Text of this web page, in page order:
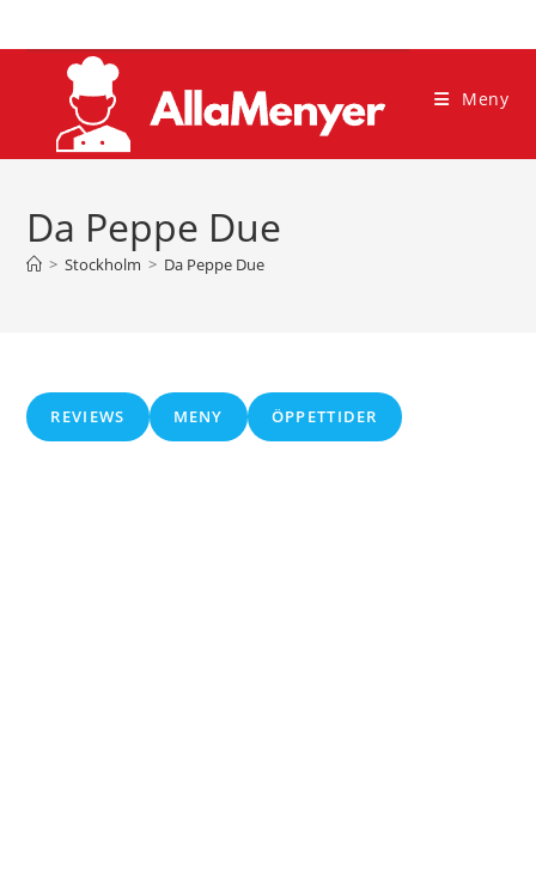
till
innehållet
Meny
Da Peppe Due
> Stockholm > Da Peppe Due
REVIEWS MENY ÖPPETTIDER